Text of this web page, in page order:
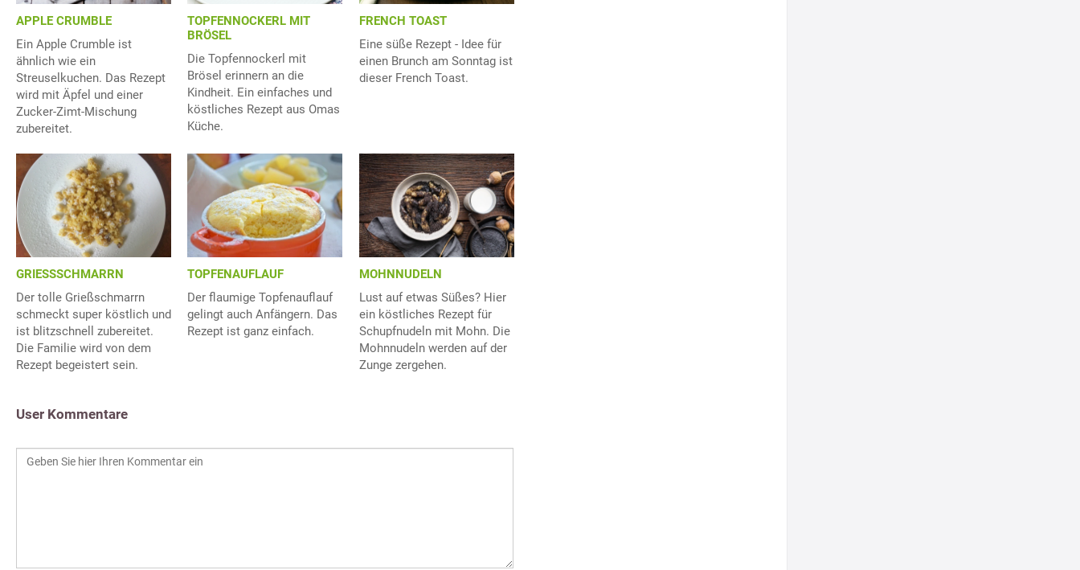
APPLE CRUMBLE
Ein Apple Crumble ist
ähnlich wie ein
Streuselkuchen. Das Rezept
wird mit Äpfel und einer
Zucker-Zimt-Mischung
zubereitet.
TOPFENNOCKERL MIT
BRÖSEL
Die Topfennockerl mit
Brösel erinnern an die
Kindheit. Ein einfaches und
köstliches Rezept aus Omas
Küche.
FRENCH TOAST
Eine süße Rezept - Idee für
einen Brunch am Sonntag ist
dieser French Toast.
GRIESSSCHMARRN
Der tolle Grießschmarrn
schmeckt super köstlich und
ist blitzschnell zubereitet.
Die Familie wird von dem
Rezept begeistert sein.
TOPFENAUFLAUF
Der flaumige Topfenauflauf
gelingt auch Anfängern. Das
Rezept ist ganz einfach.
MOHNNUDELN
Lust auf etwas Süßes? Hier
ein köstliches Rezept für
Schupfnudeln mit Mohn. Die
Mohnnudeln werden auf der
Zunge zergehen.
User Kommentare